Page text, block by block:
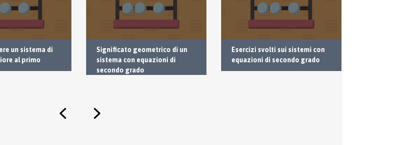
un sistema di
al primo
Significato geometrico di un
sistema con equazioni di
secondo grado
Esercizi svolti sui sistemi con
equazioni di secondo grado